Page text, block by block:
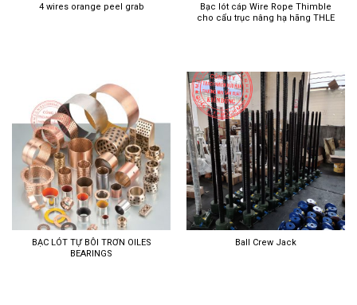
4 wires orange peel grab
Bạc lót cáp Wire Rope Thimble
cho cẩu trục nâng hạ hãng THLE
BẠC LÓT TỰ BÔI TRƠN OILES
BEARINGS
Ball Crew Jack